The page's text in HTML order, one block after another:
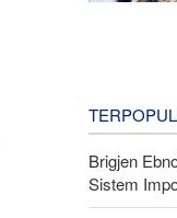
Brigjen
Sistem